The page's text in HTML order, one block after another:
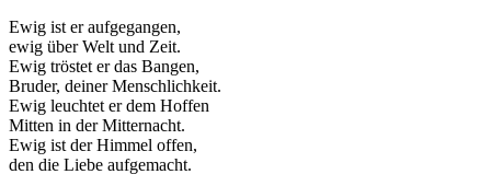
Ewig ist er aufgegangen,
ewig über Welt und Zeit.
Ewig tröstet er das Bangen,
Bruder, deiner Menschlichkeit.
Ewig leuchtet er dem Hoffen
Mitten in der Mitternacht.
Ewig ist der Himmel offen,
den die Liebe aufgemacht.